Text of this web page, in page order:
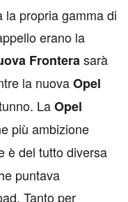
la propria gamma di
erano la
Fronterasarà
la nuovaOpel
LaOpel
più ambizione
è del tutto diversa
puntava
Tanto per